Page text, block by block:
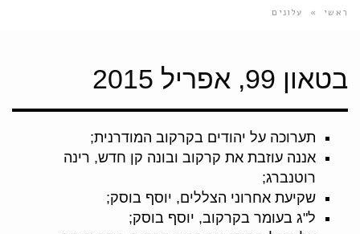
ראשי » עלונים
בטאון 99, אפריל 2015
תערוכה על יהודים בקרקוב המודרנית;
אננה עוזבת את קרקוב ובונה קן חדש, רינה
רוטנברג;
שקיעת אחרוני הצללים, יוסף בוסק;
ל"ג בעומר בקרקוב, יוסף בוסק;